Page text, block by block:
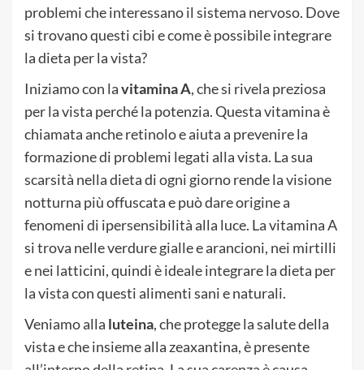
problemi che interessano il sistema nervoso. Dove
si trovano questi cibi e come è possibile integrare
la dieta per la vista?
Iniziamo con lavitaminaA, che si rivela preziosa
per la vista perché la potenzia. Questa vitamina è
chiamata anche retinolo e aiuta a prevenire la
formazione di problemi legati alla vista. La sua
scarsità nella dieta di ogni giorno rende la visione
notturna più offuscata e può dare origine a
fenomeni di ipersensibilità alla luce. La vitamina A
si trova nelle verdure gialle e arancioni, nei mirtilli
e nei latticini, quindi è ideale integrare la dieta per
la vista con questi alimenti sani e naturali.
Veniamo alla luteina, che protegge la salute della
vista e che insieme alla zeaxantina, è presente